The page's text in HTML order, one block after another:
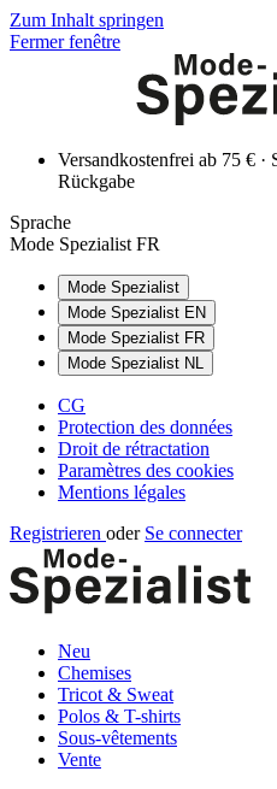
Zum Inhalt springen
Fermer fenêtre
Versandkostenfrei ab 75 € ·
Rückgabe
Sprache
Mode Spezialist FR
Mode Spezialist
Mode Spezialist EN
Mode Spezialist FR
Mode Spezialist NL
CG
Protection des données
Droit de rétractation
Paramètres des cookies
Mentions légales
Registrieren oder Se connecter
Neu
Chemises
Tricot & Sweat
Polos & T-shirts
Sous-vêtements
Vente